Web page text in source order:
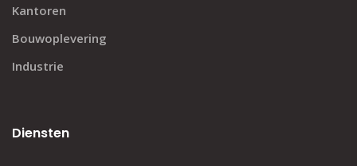
Kantoren
Bouwoplevering
Industrie
Diensten